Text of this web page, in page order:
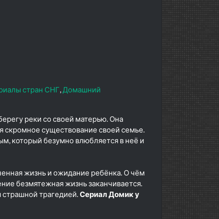
стран СНГ Домашний
реки со своей матерью. Она
скромное существование своей семье.
который безумно влюбляется в неё и
жизнь и ожидание ребёнка. О чём
безмятежная жизнь заканчивается.
трагедией.Сериал Домик у